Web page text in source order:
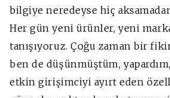
bilgiye neredeyse hiç
Her gün yeni ürünler, yeni
tanışıyoruz. Çoğu zaman bir
ben de düşünmüştüm,
etkin girişimciyi ayırt eden